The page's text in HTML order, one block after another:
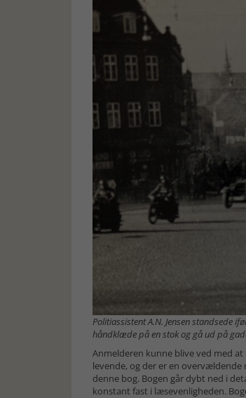
Politiassistent A.N. Jensen standsede
håndklæde på en stok og gå ud på
Anmelderen kunne blive ved med
levende, og der er en
denne bog. Bogen går dybt ned i
konstant fast i læsevenligheden.